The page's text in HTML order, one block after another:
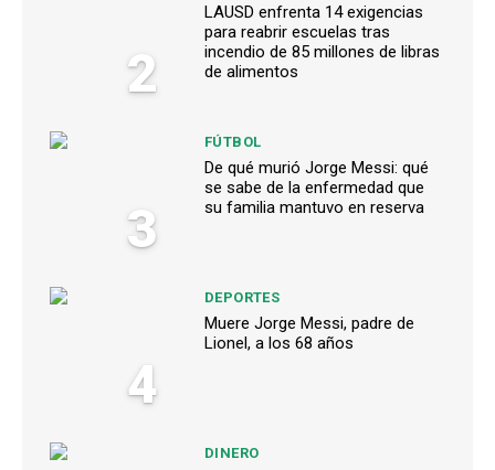
2
LAUSD enfrenta 14 exigencias
para reabrir escuelas tras
incendio de 85 millones de libras
de alimentos
3
FÚTBOL
De qué murió Jorge Messi: qué
se sabe de la enfermedad que
su familia mantuvo en reserva
4
DEPORTES
Muere Jorge Messi, padre de
Lionel, a los 68 años
DINERO